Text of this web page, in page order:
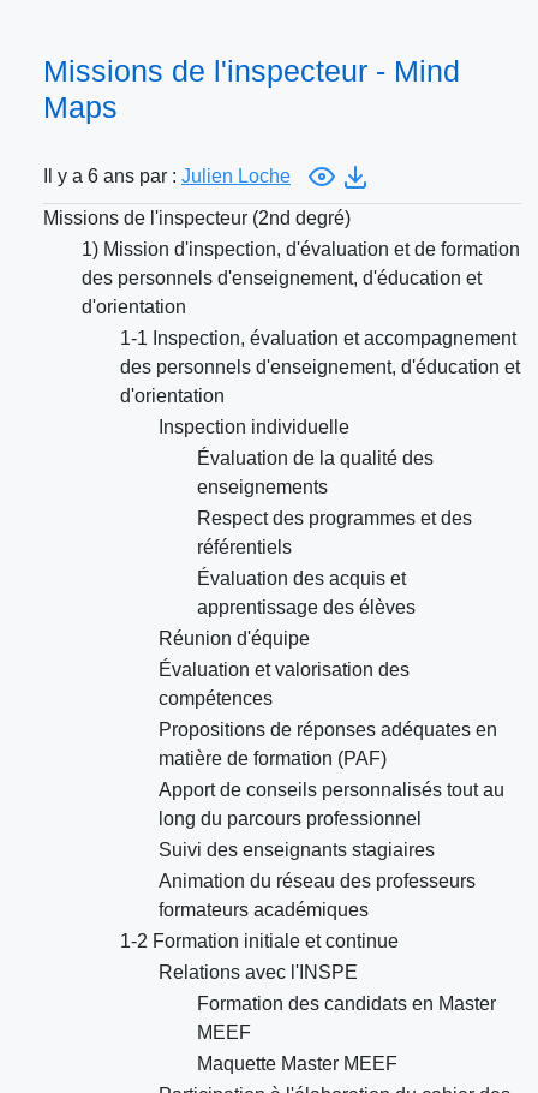
Missions de l'inspecteur - Mind
Maps
Il y a 6 ans par : Julien Loche
Missions de l'inspecteur (2nd degré)
1) Mission d'inspection, d'évaluation et de formation
des personnels d'enseignement, d'éducation et
d'orientation
1-1 Inspection, évaluation et accompagnement
des personnels d'enseignement, d'éducation et
d'orientation
Inspection individuelle
Évaluation de la qualité des
enseignements
Respect des programmes et des
référentiels
Évaluation des acquis et
apprentissage des élèves
Réunion d'équipe
Évaluation et valorisation des
compétences
Propositions de réponses adéquates en
matière de formation (PAF)
Apport de conseils personnalisés tout au
long du parcours professionnel
Suivi des enseignants stagiaires
Animation du réseau des professeurs
formateurs académiques
1-2 Formation initiale et continue
Relations avec l'INSPE
Formation des candidats en Master
MEEF
Maquette Master MEEF